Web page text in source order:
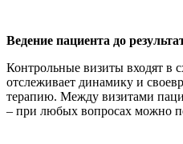
Ведение пациента до
Контрольные визиты входят в
отслеживает динамику и
терапию. Между визитами
– при любых вопросах можно